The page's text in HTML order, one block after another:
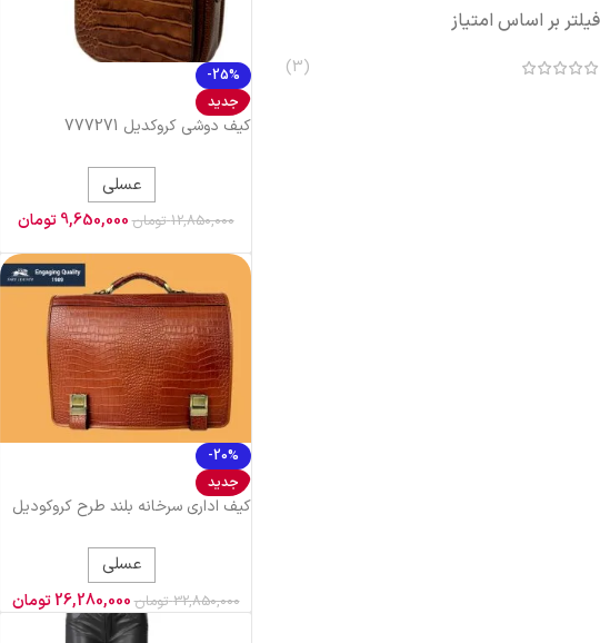
فیلتر بر اساس امتیاز
(3)
-25%
جدید
کیف دوشی کروکدیل 777271
عسلی
12,850,000 تومان9,650,000 تومان
-20%
جدید
کیف اداری سرخانه بلند طرح کروکودیل
عسلی
32,850,000 تومان26,280,000تومان